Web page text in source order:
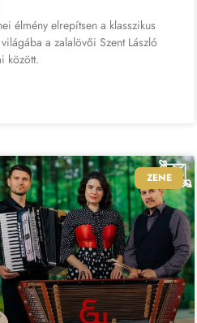
élmény elrepítsen a klasszikus
a zalalövői Szent László
között.
ZENE